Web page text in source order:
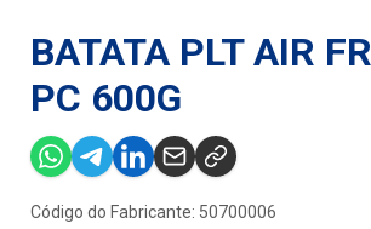
BATATA PLT AIR
PC 600G
Código do Fabricante: 50700006